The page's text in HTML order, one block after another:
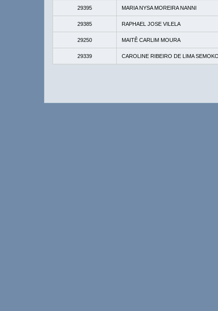
29395 MARIA NYSA MOREIRA NANNI
29385 RAPHAEL JOSE VILELA
29250 MAITÊ CARLIM MOURA
29339 CAROLINE RIBEIRO DE LIMA